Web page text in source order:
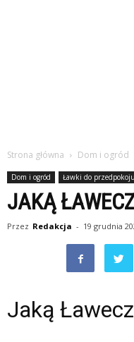
Strona główna Dom i ogród
Dom i ogród Ławki do przedpokoju
JAKĄ
Przez Redakcja - 19 grudnia
Jaką